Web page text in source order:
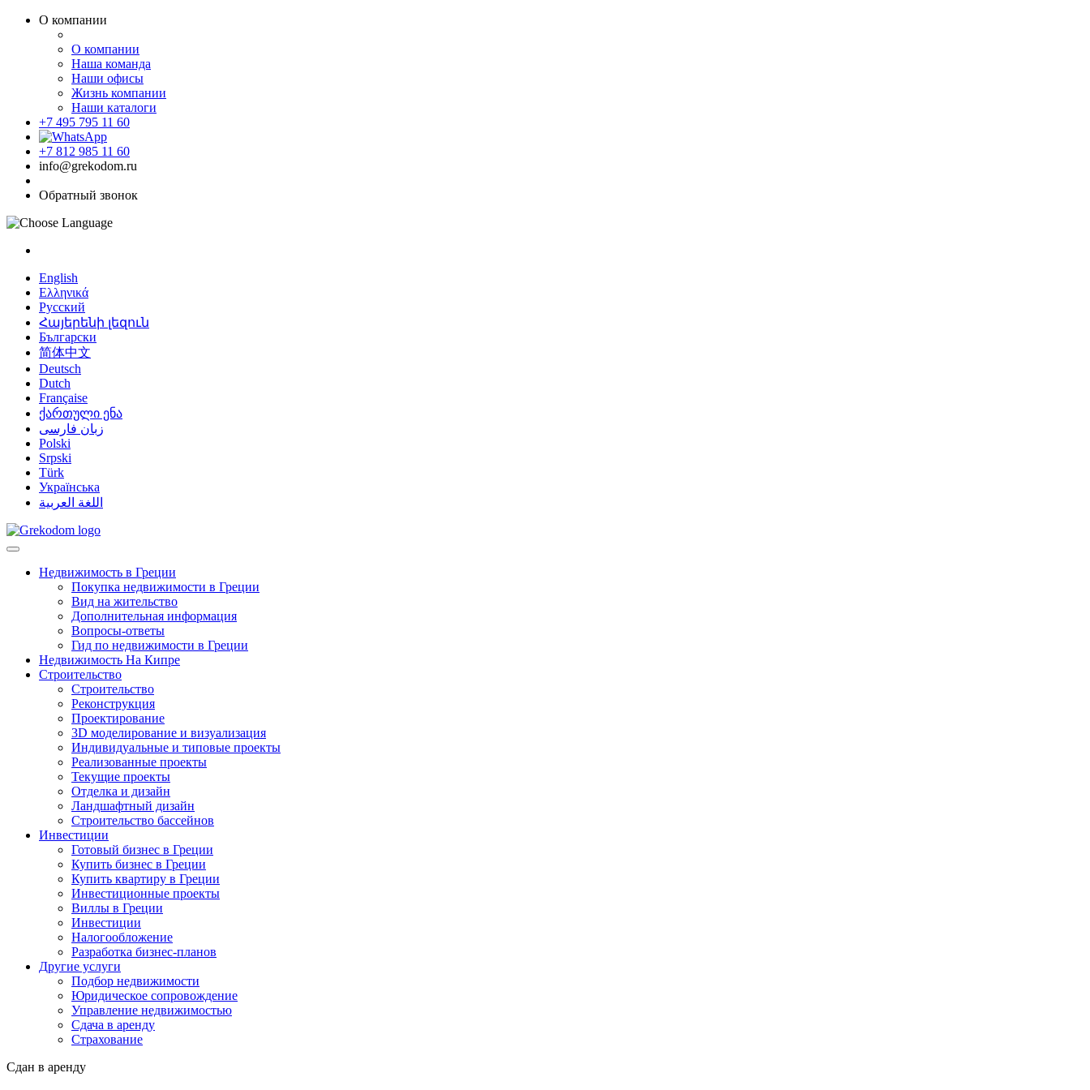
О компании
О компании
Наша команда
Наши офисы
Жизнь компании
Наши каталоги
+7 495 795 11 60
+7 812 985 11 60
info@grekodom.ru
Обратный звонок
English
Ελληνικά
Русский
Հայերենի լեզուն
Български
简体中文
Deutsch
Dutch
Française
ქართული ენა
زبان فارسی
Polski
Srpski
Türk
Українська
اللغة العربية
Недвижимость в Греции
Покупка недвижимости в Греции
Вид на жительство
Дополнительная информация
Вопросы-ответы
Гид по недвижимости в Греции
Недвижимость На Кипре
Строительство
Строительство
Реконструкция
Проектирование
3D моделирование и визуализация
Индивидуальные и типовые проекты
Реализованные проекты
Текущие проекты
Отделка и дизайн
Ландшафтный дизайн
Строительство бассейнов
Инвестиции
Готовый бизнес в Греции
Купить бизнес в Греции
Купить квартиру в Греции
Инвестиционные проекты
Виллы в Греции
Инвестиции
Налогообложение
Разработка бизнес-планов
Другие услуги
Подбор недвижимости
Юридическое сопровождение
Управление недвижимостью
Сдача в аренду
Страхование
Сдан в аренду